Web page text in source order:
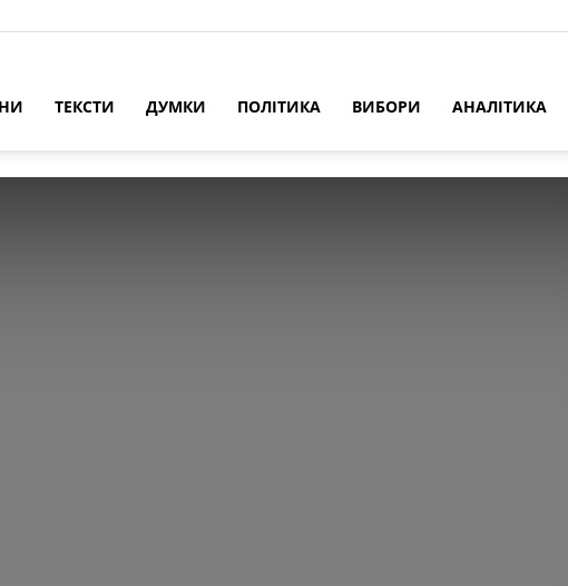
ТЕКСТИ ДУМКИ ПОЛІТИКА ВИБОРИ АНАЛІТИКА